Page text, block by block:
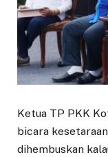
Ketua TP PKK
bicara
dihembuskan